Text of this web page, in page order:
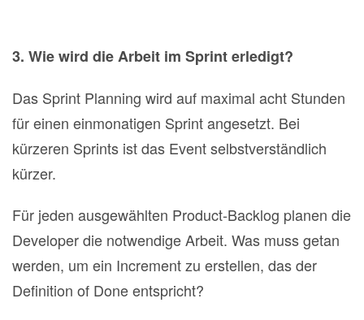
3. Wie wird die Arbeit im Sprint erledigt?
Das Sprint Planning wird auf maximal acht Stunden
für einen einmonatigen Sprint angesetzt. Bei
kürzeren Sprints ist das Event selbstverständlich
kürzer.
Für jeden ausgewählten Product‐Backlog planen die
Developer die notwendige Arbeit. Was muss getan
werden, um ein Increment zu erstellen, das der
Definition of Done entspricht?